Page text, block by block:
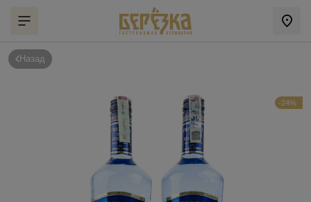
Назад
-24%